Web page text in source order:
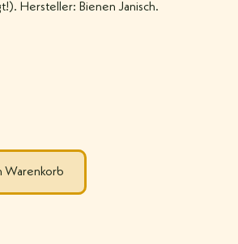
Hersteller: Bienen Janisch.
Warenkorb